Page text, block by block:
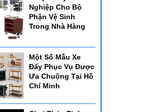
Nghiệp Cho Bộ
Phận Vệ Sinh
Trong Nhà Hàng
Một Số Mẫu Xe
Đẩy Phục Vụ Được
Ưa Chuộng Tại Hồ
Chí Minh